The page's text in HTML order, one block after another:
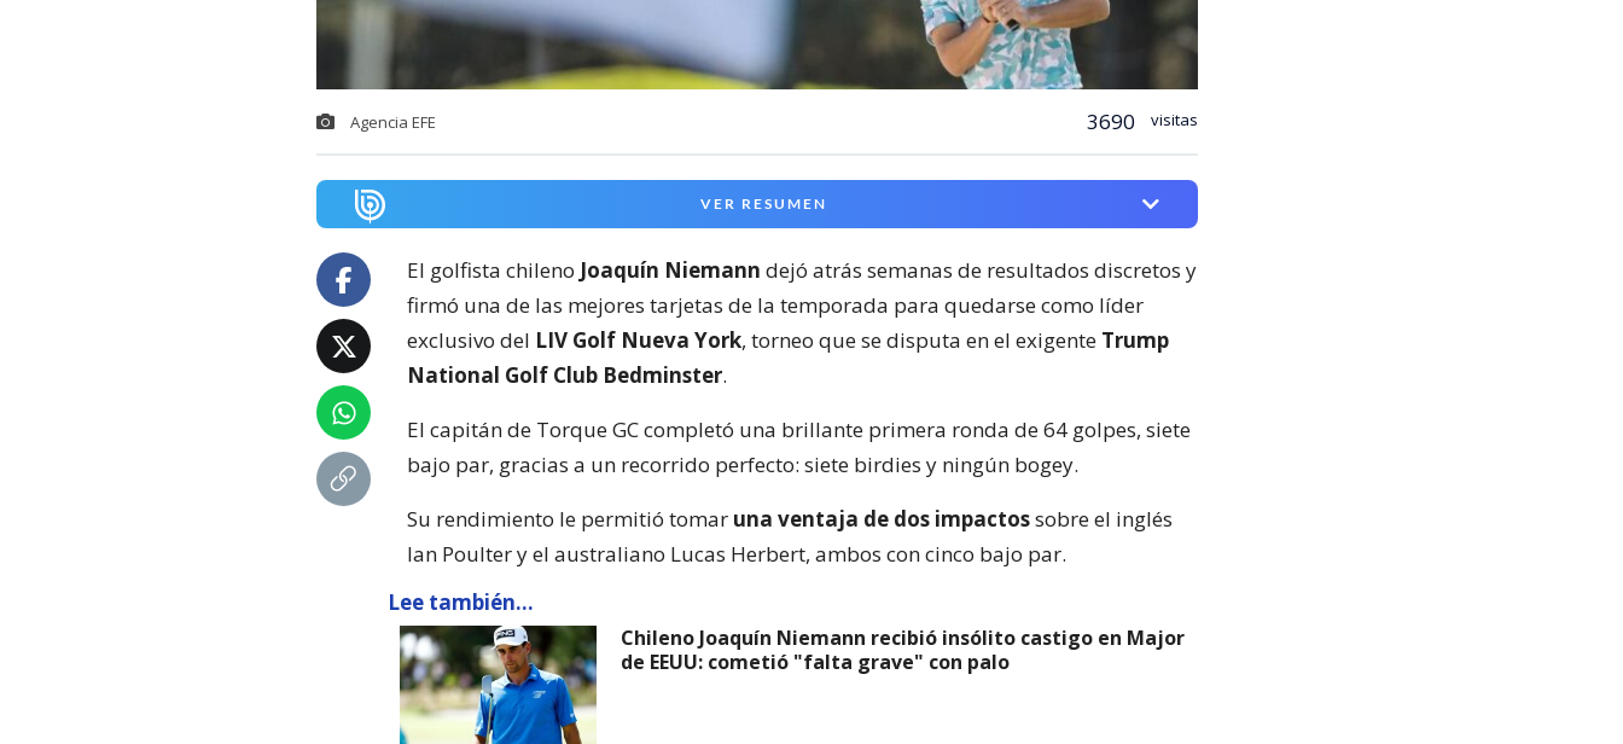
Agencia EFE 3690 visitas
VER RESUMEN
El golfista chileno Joaquín Niemann dejó atrás semanas de resultados discretos y
firmó una de las mejores tarjetas de la temporada para quedarse como líder
exclusivo del LIV Golf Nueva York, torneo que se disputa en el exigente Trump
National Golf Club Bedminster.
El capitán de Torque GC completó una brillante primera ronda de 64 golpes, siete
bajo par, gracias a un recorrido perfecto: siete birdies y ningún bogey.
Su rendimiento le permitió tomar una ventaja de dos impactossobre el inglés
Ian Poulter y el australiano Lucas Herbert, ambos con cinco bajo par.
Lee también...
Chileno Joaquín Niemann recibió insólito castigo en Major
de EEUU: cometió "falta grave" con palo